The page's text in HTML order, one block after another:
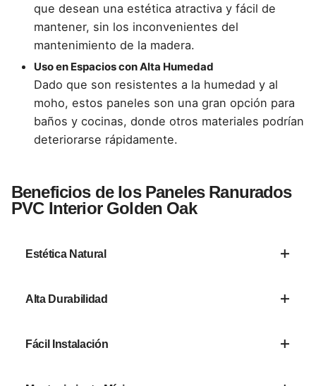
que desean una estética atractiva y fácil de
mantener, sin los inconvenientes del
mantenimiento de la madera.
Uso en Espacios con Alta Humedad
Dado que son resistentes a la humedad y al
moho, estos paneles son una gran opción para
baños y cocinas, donde otros materiales podrían
deteriorarse rápidamente.
Beneficios de los Paneles Ranurados
PVC Interior Golden Oak
Estética Natural
Imitación realista de la madera en tono dorado
Alta Durabilidad
No se deforma, no se agrieta y resiste el paso
Fácil Instalación
Su sistema de ranuras permite un montaje